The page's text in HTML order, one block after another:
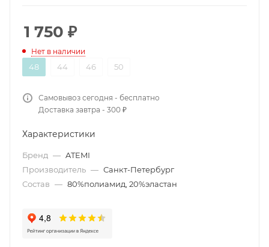
1 750 ₽
Нет в наличии
48 44 46 50
Самовывоз сегодня - бесплатно
Доставка завтра - 300 ₽
Характеристики
Бренд — ATEMI
Производитель — Санкт-Петербург
Состав — 80%полиамид, 20%эластан